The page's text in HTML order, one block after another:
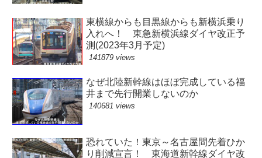
東横線からも目黒線からも新横浜乗り
入れへ！ 東急新横浜線ダイヤ改正予
測(2023年3月予定)
141879 views
なぜ北陸新幹線はほぼ完成している福
井まで先行開業しないのか
140681 views
恐れていた！東京～名古屋間先着ひか
り削減宣言！ 東海道新幹線ダイヤ改